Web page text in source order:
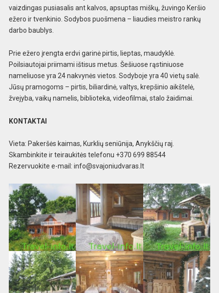
vaizdingas pusiasalis ant kalvos, apsuptas miškų, žuvingo Keršio
ežero ir tvenkinio. Sodybos puošmena – liaudies meistro rankų
darbo baublys.
Prie ežero įrengta erdvi garinė pirtis, lieptas, maudyklė.
Poilsiautojai priimami ištisus metus. Šešiuose rąstiniuose
nameliuose yra 24 nakvynės vietos. Sodyboje yra 40 vietų salė.
Jūsų pramogoms – pirtis, biliardinė, valtys, krepšinio aikštelė,
žvejyba, vaikų namelis, biblioteka, videofilmai, stalo žaidimai.
KONTAKTAI
Vieta: Pakeršės kaimas, Kurklių seniūnija, Anykščių raj.
Skambinkite ir teiraukitės telefonu +370 699 88544
Rezervuokite e-mail: info@svajoniudvaras.lt